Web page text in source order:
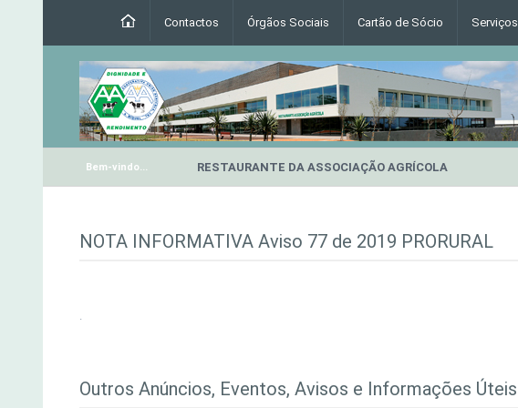
Contactos Órgãos Sociais Cartão de Sócio Serviços
Bem-vindo... RESTAURANTE DA ASSOCIAÇÃO AGRÍCOLA
NOTA INFORMATIVA Aviso 77 de 2019 PRORURAL
.
Outros Anúncios, Eventos, Avisos e Informações Úteis